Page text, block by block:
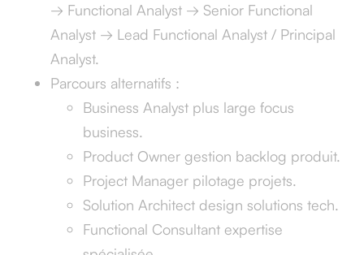
→ Functional Analyst → Senior Functional
Analyst → Lead Functional Analyst / Principal
Analyst.
Parcours alternatifs :
Business Analyst plus large focus
business.
Product Owner gestion backlog produit.
Project Manager pilotage projets.
Solution Architect design solutions tech.
Functional Consultant expertise